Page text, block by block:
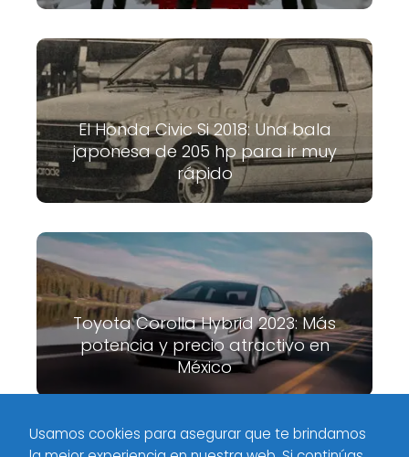
El Honda Civic Si 2018: Una bala
japonesa de 205 hp para ir muy
rápido
Toyota Corolla Hybrid 2023: Más
potencia y precio atractivo en
México
Usamos cookies para asegurar que te brindamos